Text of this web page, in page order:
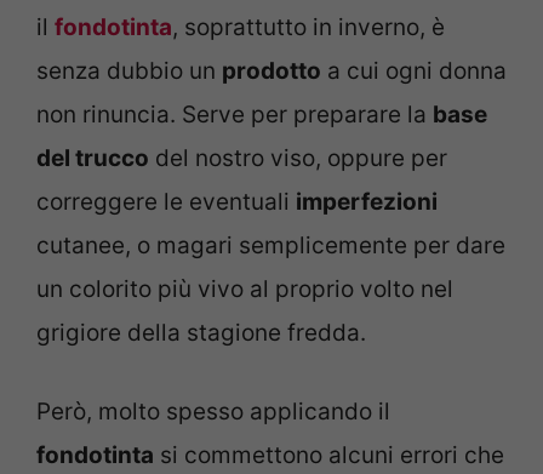
il fondotinta, soprattutto in inverno, è
senza dubbio un prodotto a cui ogni donna
non rinuncia. Serve per preparare la base
del trucco del nostro viso, oppure per
correggere le eventuali imperfezioni
cutanee, o magari semplicemente per dare
un colorito più vivo al proprio volto nel
grigiore della stagione fredda.
Però, molto spesso applicando il
fondotinta si commettono alcuni errori che